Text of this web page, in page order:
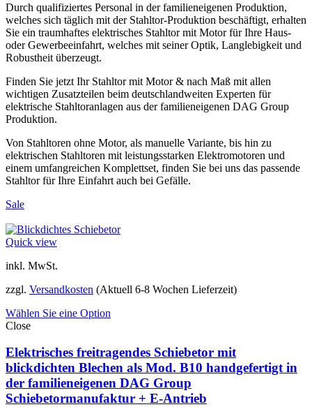
Durch qualifiziertes Personal in der familieneigenen Produktion,
welches sich täglich mit der Stahltor-Produktion beschäftigt, erhalten
Sie ein traumhaftes elektrisches Stahltor mit Motor für Ihre Haus-
oder Gewerbeeinfahrt, welches mit seiner Optik, Langlebigkeit und
Robustheit überzeugt.
Finden Sie jetzt Ihr Stahltor mit Motor & nach Maß mit allen
wichtigen Zusatzteilen beim deutschlandweiten Experten für
elektrische Stahltoranlagen aus der familieneigenen DAG Group
Produktion.
Von Stahltoren ohne Motor, als manuelle Variante, bis hin zu
elektrischen Stahltoren mit leistungsstarken Elektromotoren und
einem umfangreichen Komplettset, finden Sie bei uns das passende
Stahltor für Ihre Einfahrt auch bei Gefälle.
Sale
Quick view
inkl. MwSt.
zzgl. Versandkosten (Aktuell 6-8 Wochen Lieferzeit)
Wählen Sie eine Option
Close
Elektrisches freitragendes Schiebetor mit
blickdichten Blechen als Mod. B10 handgefertigt in
der familieneigenen DAG Group
Schiebetormanufaktur + E-Antrieb